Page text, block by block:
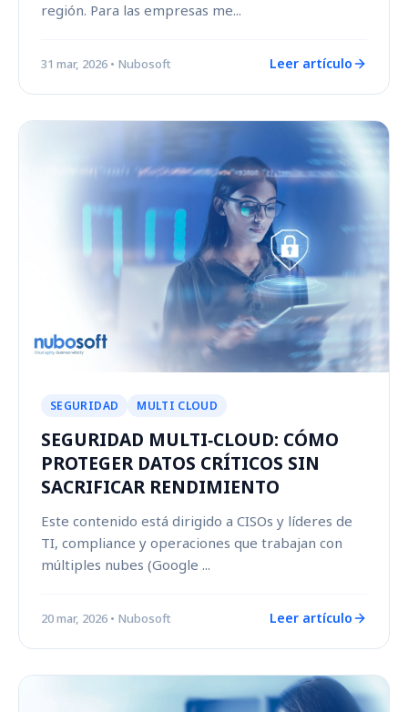
región. Para las empresas me...
31 mar, 2026 • Nubosoft Leer artículo
SEGURIDAD MULTI CLOUD
SEGURIDAD MULTI‑CLOUD: CÓMO
PROTEGER DATOS CRÍTICOS SIN
SACRIFICAR RENDIMIENTO
Este contenido está dirigido a CISOs y líderes de
TI, compliance y operaciones que trabajan con
múltiples nubes (Google ...
20 mar, 2026 • Nubosoft Leer artículo